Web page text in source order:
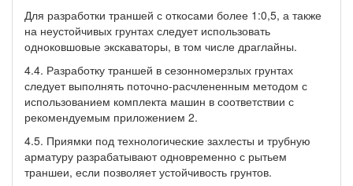
Для разработки траншей с откосами более 1:0,5, а также
на неустойчивых грунтах следует использовать
одноковшовые экскаваторы, в том числе драглайны.
4.4. Разработку траншей в сезонномерзлых грунтах
следует выполнять поточно-расчлененным методом с
использованием комплекта машин в соответствии с
рекомендуемым приложением 2.
4.5. Приямки под технологические захлесты и трубную
арматуру разрабатывают одновременно с рытьем
траншеи, если позволяет устойчивость грунтов.